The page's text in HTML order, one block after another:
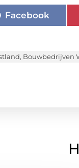
Facebook
, Bouwbedrijven